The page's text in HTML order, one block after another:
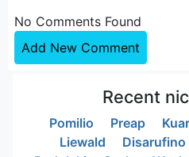
No Comments Found
Add New Comment
Recent
Pomilio Preap Kuar
Liewald
Disarufino